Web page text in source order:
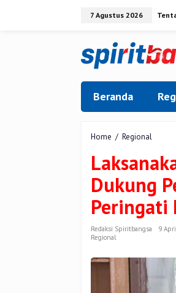
7 Agustus 2026
Beranda
Home / Regional
Sekjen,
Riau
Satu
Juta
Dukung
Peringati
Redaksi Spiritbangsa
9
Regional